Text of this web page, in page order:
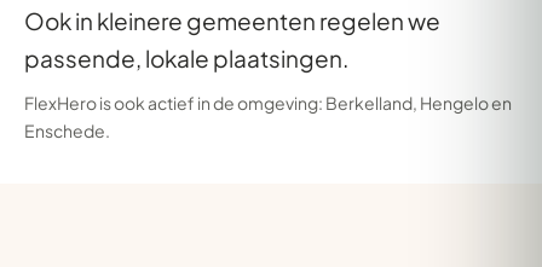
Ook in kleinere gemeenten regelen we
passende, lokale plaatsingen.
FlexHero is ook actief in de omgeving: Berkelland, Hengeloen
Enschede.